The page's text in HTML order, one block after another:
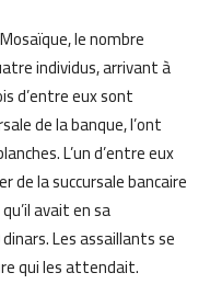
le nombre
individus, arrivant à
d’entre eux sont
de la banque, l’ont
L’un d’entre eux
de la succursale bancaire
avait en sa
Les assaillants se
qui les attendait.